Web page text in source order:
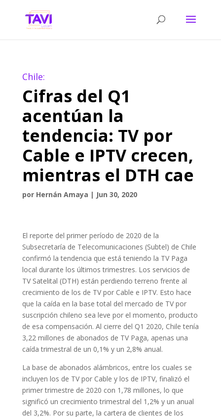
Chile:
Cifras del Q1
acentúan la
tendencia: TV por
Cable e IPTV crecen,
mientras el DTH cae
por Hernán Amaya | Jun 30, 2020
El reporte del primer período de 2020 de la
Subsecretaría de Telecomunicaciones (Subtel) de Chile
confirmó la tendencia que está teniendo la TV Paga
local durante los últimos trimestres. Los servicios de
TV Satelital (DTH) están perdiendo terreno frente al
crecimiento de los de TV por Cable e IPTV. Esto hace
que la caída en la base total del mercado de TV por
suscripción chileno sea leve por el momento, producto
de esa compensación. Al cierre del Q1 2020, Chile tenía
3,22 millones de abonados de TV Paga, apenas una
caída trimestral de un 0,1% y un 2,8% anual.
La base de abonados alámbricos, entre los cuales se
incluyen los de TV por Cable y los de IPTV, finalizó el
primer trimestre de 2020 con 1,78 millones, lo que
significó un crecimiento trimestral del 1,2% y un anual
del 3,2%. Por su parte, la cartera de clientes de los